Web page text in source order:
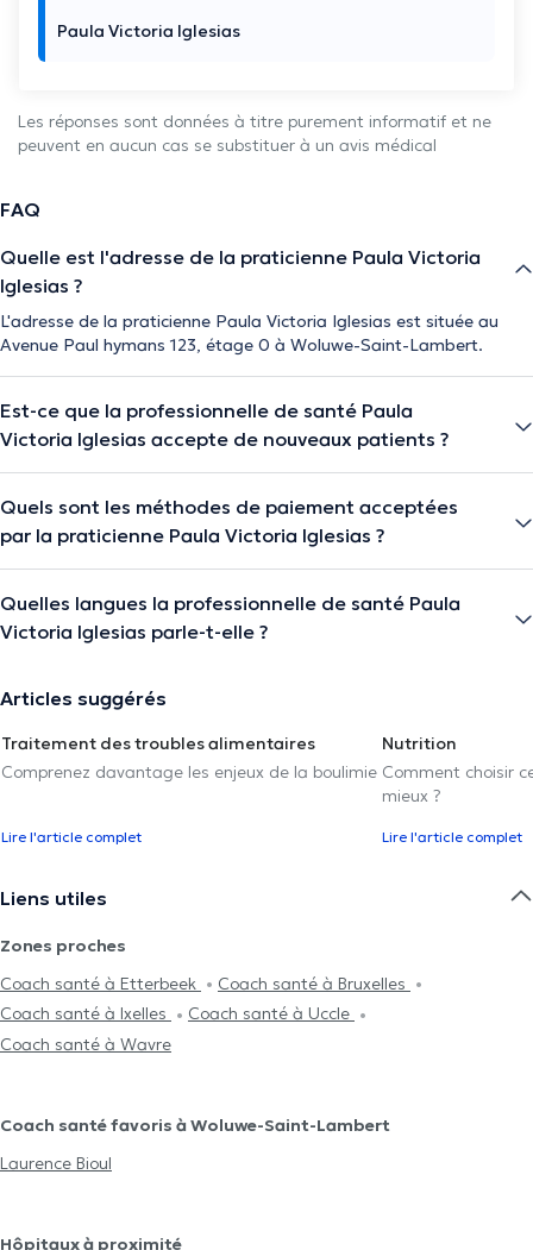
Paula Victoria Iglesias
Les réponses sont données à titre purement informatif et ne
peuvent en aucun cas se substituer à un avis médical
FAQ
Quelle est l'adresse de la praticienne Paula Victoria
Iglesias ?
L'adresse de la praticienne Paula Victoria Iglesias est située au
Avenue Paul hymans 123, étage 0 à Woluwe-Saint-Lambert.
Est-ce que la professionnelle de santé Paula
Victoria Iglesias accepte de nouveaux patients ?
Quels sont les méthodes de paiement acceptées
par la praticienne Paula Victoria Iglesias ?
Quelles langues la professionnelle de santé Paula
Victoria Iglesias parle-t-elle ?
Articles suggérés
Traitement des troubles alimentaires
Comprenez davantage les enjeux de la boulimie
Lire l'article complet
Nutrition
Comment choisir
mieux ?
Lire l'article complet
Liens utiles
Zones proches
Coach santé à Etterbeek
Coach santé à Bruxelles
Coach santé à Ixelles
Coach santé à Uccle
Coach santé à Wavre
Coach santé favoris à Woluwe-Saint-Lambert
Laurence Bioul
Hôpitaux à proximité